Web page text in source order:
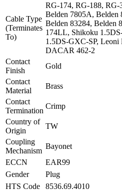
Cable Type
(Terminates
To)
RG-174, RG-188,
Belden 7805A, Belden
Belden 83284, Belden
174LL, Shikoku
1.5DS-GXC-SP,
DACAR 462-2
Contact
Finish
Gold
Contact
Material
Brass
Contact
Termination
Crimp
Country of
Origin
TW
Coupling
Mechanism
Bayonet
ECCN
EAR99
Gender
Plug
HTS Code
8536.69.4010